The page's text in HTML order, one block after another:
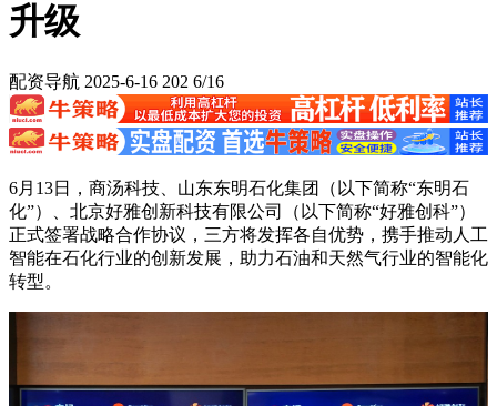
升级
配资导航 2025-6-16 202 6/16
6月13日，商汤科技、山东东明石化集团（以下简称“东明石
化”）、北京好雅创新科技有限公司（以下简称“好雅创科”）
正式签署战略合作协议，三方将发挥各自优势，携手推动人工
智能在石化行业的创新发展，助力石油和天然气行业的智能化
转型。